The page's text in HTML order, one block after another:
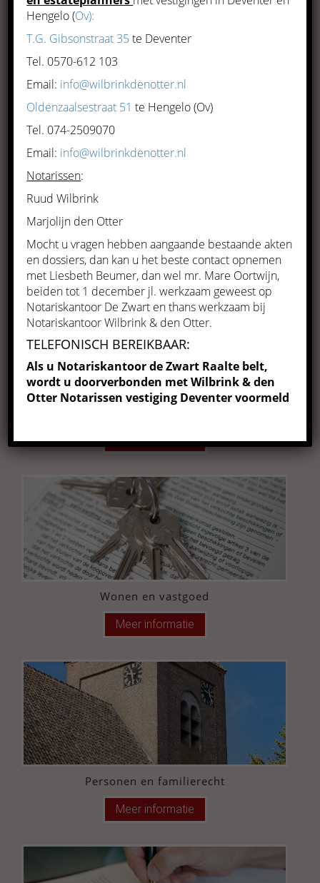
alle notariële gebieden. Of het
nu gaat om
ondernemingsrecht, personen
en familierecht of om
vermogensrecht en onroerend
goed, wij streven altijd naar de
juiste balans tussen uw
wensen en de juridische
mogelijkheden.
Notaris De Zwart is meer dan 30 jaar werkzaam in
het Raalter notariaat
Meer informatie
Wonen en vastgoed
Meer informatie
Personen en familierecht
Meer informatie
Hengelo (Ov):
T.G. Gibsonstraat 35 te Deventer
Tel. 0570-612 103
Email: info@wilbrinkdenotter.nl
Oldenzaalsestraat 51 te Hengelo (Ov)
Tel. 074-2509070
Email: info@wilbrinkdenotter.nl
Notarissen:
Ruud Wilbrink
Marjolijn den Otter
Mocht u vragen hebben aangaande bestaande akten
en dossiers, dan kan u het beste contact opnemen
met Liesbeth Beumer, dan wel mr. Mare Oortwijn,
beiden tot 1 december jl. werkzaam geweest op
Notariskantoor De Zwart en thans werkzaam bij
Notariskantoor Wilbrink & den Otter.
TELEFONISCH BEREIKBAAR:
Als u Notariskantoor de Zwart Raalte belt,
wordt u doorverbonden met Wilbrink & den
Otter Notarissen vestiging Deventer voormeld